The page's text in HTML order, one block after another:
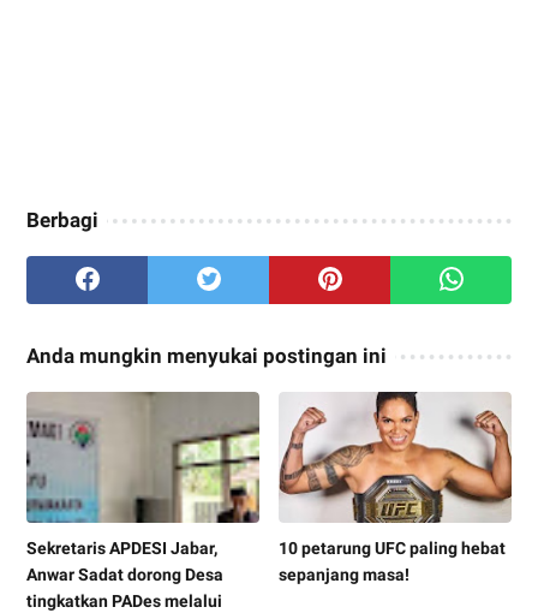
Berbagi
Anda mungkin menyukai postingan ini
Sekretaris APDESI Jabar,
Anwar Sadat dorong Desa
tingkatkan PADes melalui
10 petarung UFC paling hebat
sepanjang masa!